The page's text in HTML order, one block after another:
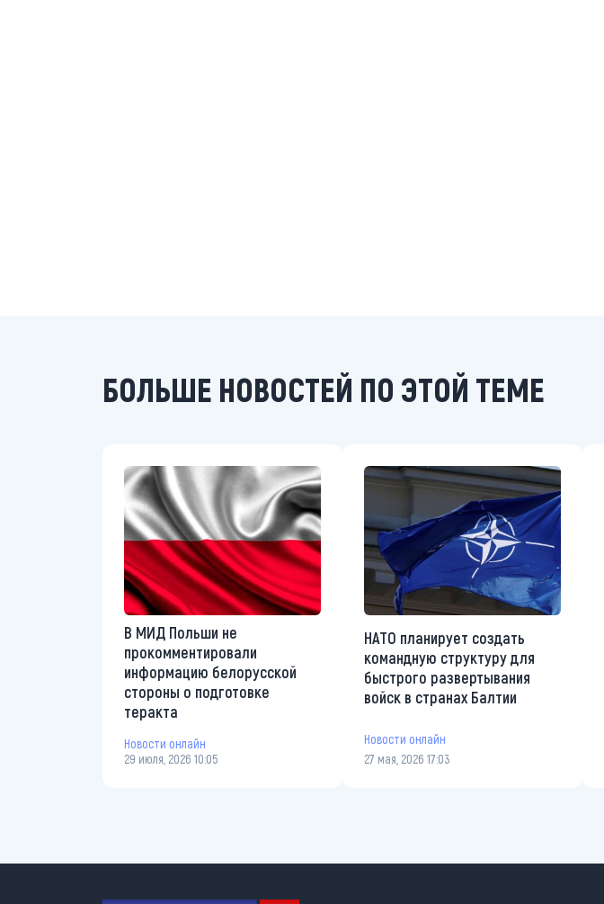
БОЛЬШЕ НОВОСТЕЙ ПО ЭТОЙ ТЕМЕ
В МИД Польши не
прокомментировали
информацию белорусской
стороны о подготовке
теракта
Новости онлайн
29 июля, 2026 10:05
НАТО планирует создать
командную структуру для
быстрого развертывания
войск в странах Балтии
Новости онлайн
27 мая, 2026 17:03